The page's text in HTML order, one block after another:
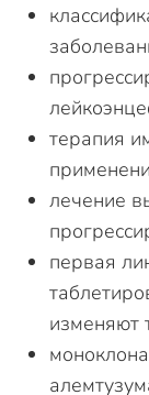
терапия
лечение
первая
изменяют